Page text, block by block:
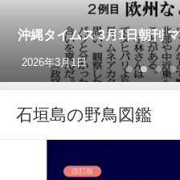
沖縄タイムス 3月1日朝刊
2026年3月1日
石垣島の野鳥図鑑